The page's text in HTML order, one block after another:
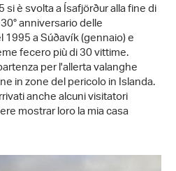
è svolta a Ísafjörður alla fine di
anniversario delle
a Súðavík (gennaio) e
fecero più di 30 vittime.
per l'allerta valanghe
in zone del pericolo in Islanda.
anche alcuni visitatori
mostrar loro la mia casa